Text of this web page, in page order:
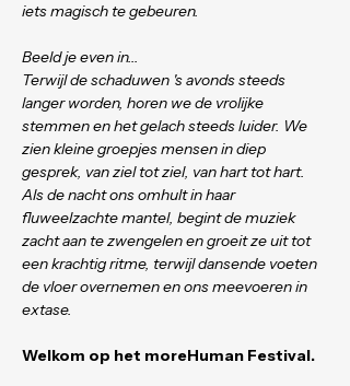
iets magisch te gebeuren.
Beeld je even in...
Terwijl de schaduwen 's avonds steeds
langer worden, horen we de vrolijke
stemmen en het gelach steeds luider. We
zien kleine groepjes mensen in diep
gesprek, van ziel tot ziel, van hart tot hart.
Als de nacht ons omhult in haar
fluweelzachte mantel, begint de muziek
zacht aan te zwengelen en groeit ze uit tot
een krachtig ritme, terwijl dansende voeten
de vloer overnemen en ons meevoeren in
extase.
Welkom op het moreHuman Festival.